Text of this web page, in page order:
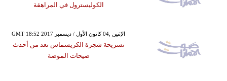
الكوليسترول في المراهقة
GMT 18:52 2017 الإثنين ,04 كانون الأول / ديسمبر
تسريحة شجرة الكريسماس تعد من أحدث
صيحات الموضة